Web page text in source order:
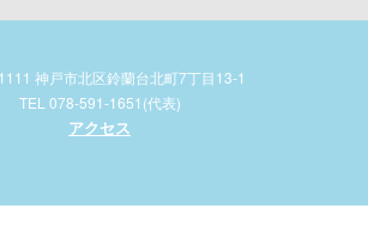
神戸市北区鈴蘭台北町7丁目13-1
TEL 078-591-1651(代表)
アクセス